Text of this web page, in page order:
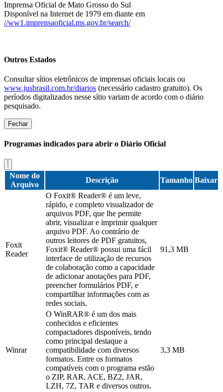
Imprensa Oficial de Mato Grosso do Sul
Disponível na Internet de 1979 em diante em
//ww1.imprensaoficial.ms.gov.br/search/
Outros Estados
Consultar sítios eletrônicos de imprensas oficiais locais ou
www.jusbrasil.com.br/diarios (necessário cadastro gratuito). Os
períodos digitalizados nesse sítio variam de acordo com o diário
pesquisado.
Fechar
Programas indicados para abrir o Diário Oficial
Nome do
Arquivo
Descrição Tamanho Baixar
Foxit
Reader
O Foxit® Reader® é um leve,
rápido, e completo visualizador de
arquivos PDF, que lhe permite
abrir, visualizar e imprimir qualquer
arquivo PDF. Ao contrário de
outros leitores de PDF gratuitos,
Foxit® Reader® possui uma fácil
interface de utilização de recursos
de colaboração como a capacidade
de adicionar anotações para PDF,
preencher formulários PDF, e
compartilhar informações com as
redes sociais.
91,3 MB
Winrar
O WinRAR® é um dos mais
conhecidos e eficientes
compactadores disponíveis, tendo
como principal destaque a
compatibilidade com diversos
formatos. Entre os formatos
compatíveis com o programa estão
o ZIP, RAR, ACE, BZ2, JAR,
LZH, 7Z, TAR e diversos outros.
3,3 MB